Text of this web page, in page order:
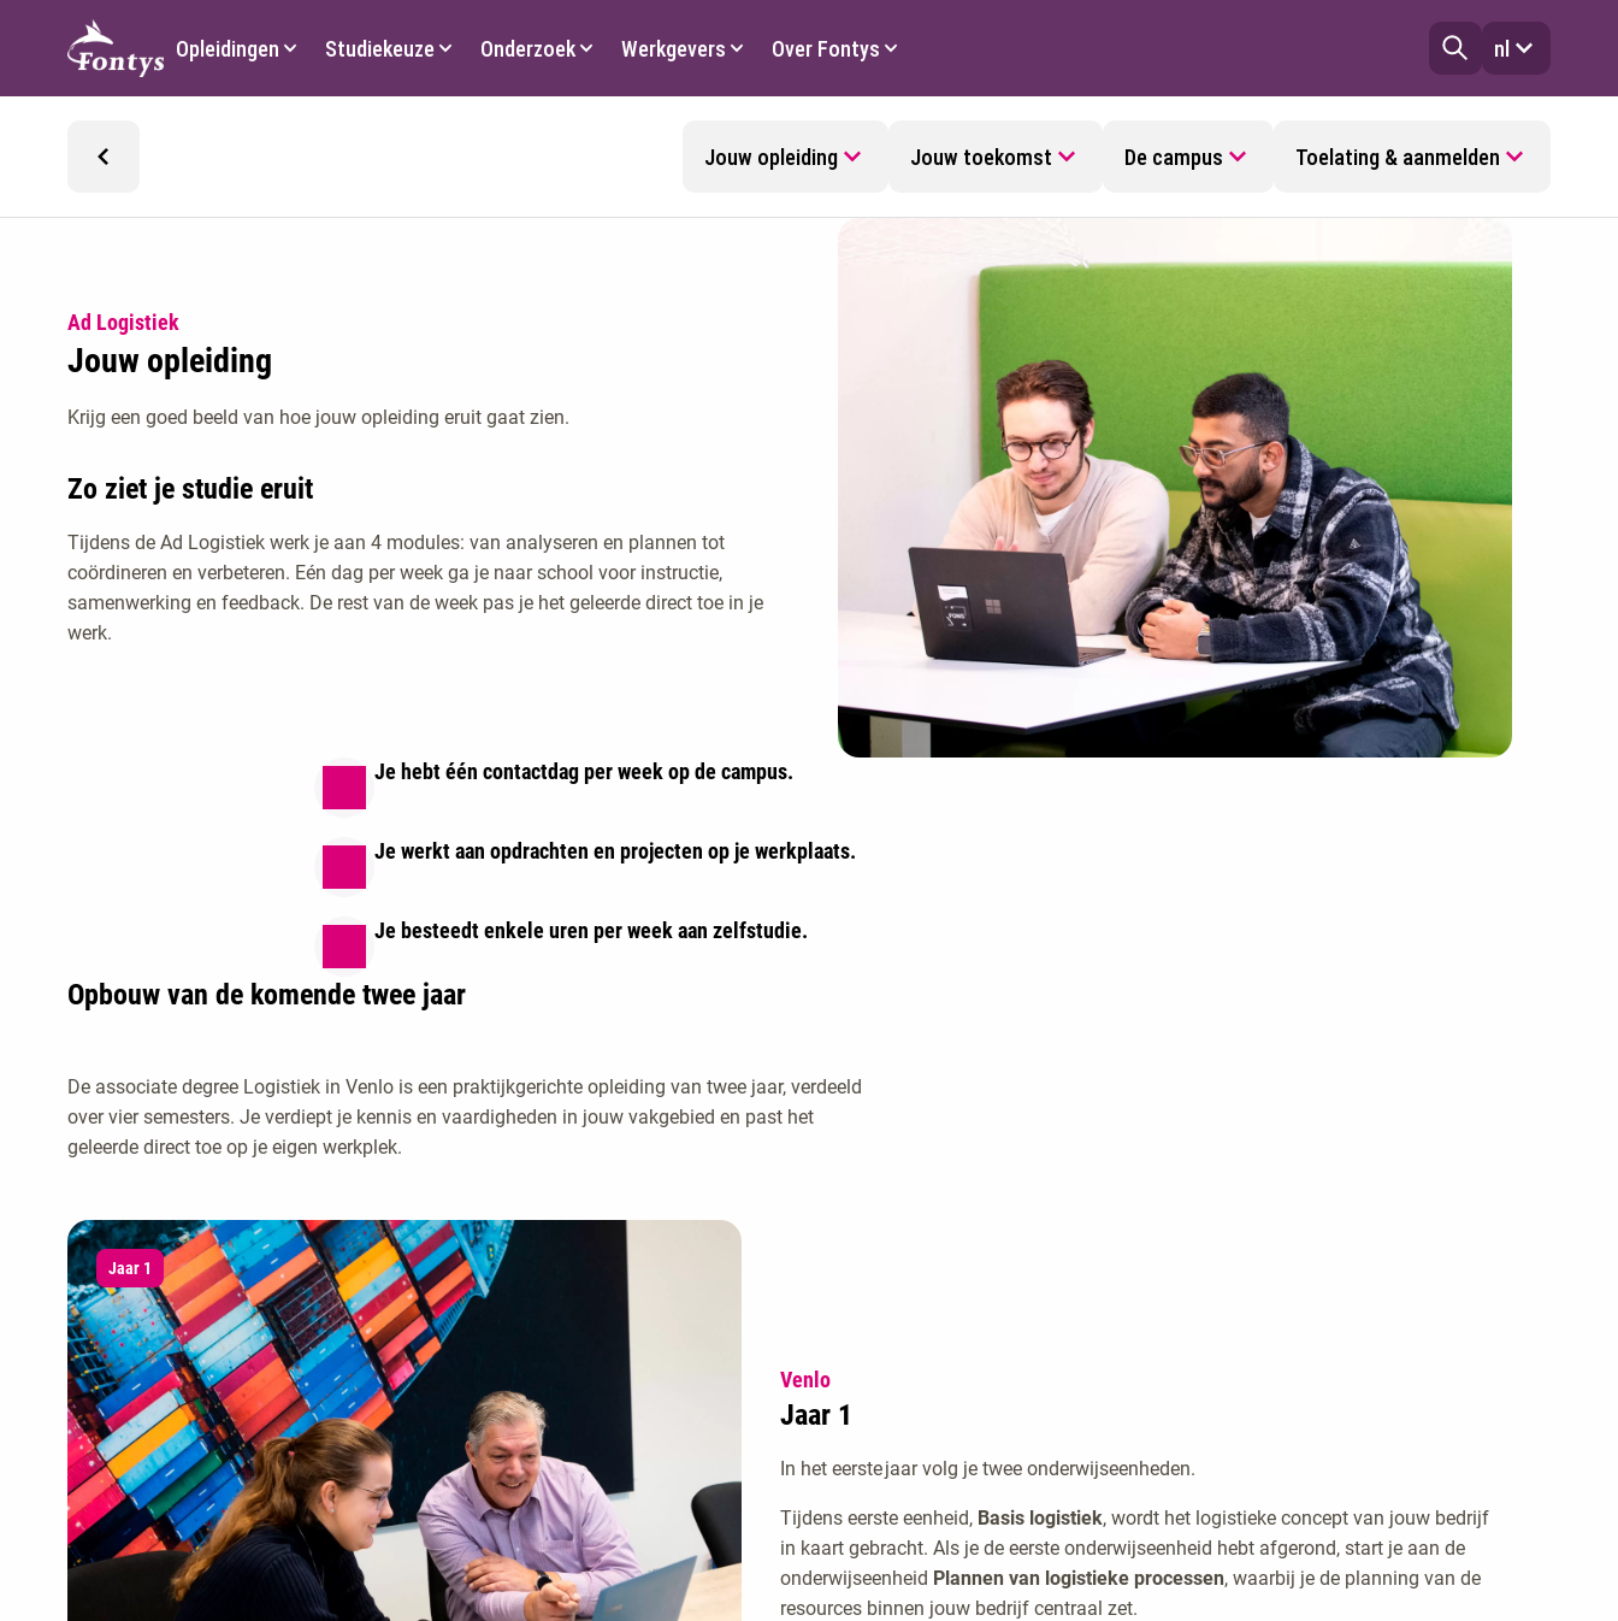
Hoofdmenu
Opleidingen Studiekeuze Onderzoek Werkgevers Over Fontys nl
Jouw opleiding Jouw toekomst De campus Toelating & aanmelden
Ad Logistiek
Jouw opleiding
Krijg een goed beeld van hoe jouw opleiding eruit gaat zien.
Zo ziet je studie eruit
Tijdens de Ad Logistiek werk je aan 4 modules: van analyseren en plannen tot
coördineren en verbeteren. Eén dag per week ga je naar school voor instructie,
samenwerking en feedback. De rest van de week pas je het geleerde direct toe in je
werk.
Je hebt één contactdag per week op de campus.
Je werkt aan opdrachten en projecten op je werkplaats.
Je besteedt enkele uren per week aan zelfstudie.
Opbouw van de komende twee jaar
De associate degree Logistiek in Venlo is een praktijkgerichte opleiding van twee jaar, verdeeld
over vier semesters. Je verdiept je kennis en vaardigheden in jouw vakgebied en past het
geleerde direct toe op je eigen werkplek.
Jaar 1
Venlo
Jaar 1
In het eerste jaar volg je twee onderwijseenheden.
Tijdens eerste eenheid, Basis logistiek, wordt het logistieke concept van jouw bedrijf
in kaart gebracht. Als je de eerste onderwijseenheid hebt afgerond, start je aan de
onderwijseenheid Plannen van logistieke processen, waarbij je de planning van de
resources binnen jouw bedrijf centraal zet.